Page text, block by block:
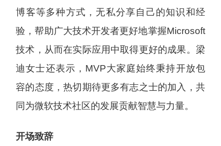
博客等多种方式，无私分享自己的知识和经
验，帮助广大技术开发者更好地掌握Microsoft
技术，从而在实际应用中取得更好的成果。梁
迪女士还表示，MVP大家庭始终秉持开放包
容的态度，热切期待更多有志之士的加入，共
同为微软技术社区的发展贡献智慧与力量。
开场致辞